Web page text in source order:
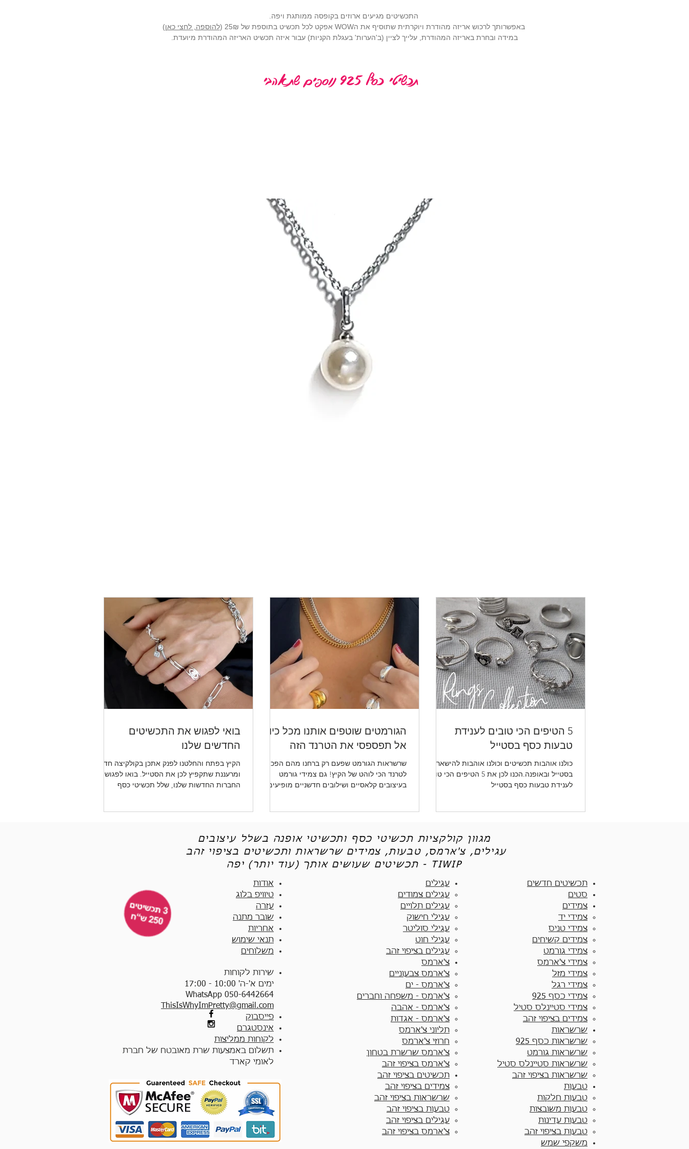
התכשיטים מגיעים ארוזים בקופסה ממותגת ויפה.
באפשרותך לרכוש אריזה מהודרת ויוקרתית שתוסיף את הWOW אפקט לכל תכשיט בתוספת של 25₪ (
להוספה, לחצי כאן)
במידה ובחרת באריזה המהודרת, עלייך לציין (ב'הערות' בעגלת הקניות) עבור איזה תכשיט האריזה המהודרת מיועדת.
תכשיטי כסף 925 נוספים שתאהבי
אודט
לני
5 הטיפים הכי טובים לענידת
טבעות כסף בסטייל
כולנו אוהבות תכשיטים וכולנו אוהבות להישאר
בסטייל ובאופנה.הכנו לכן את 5 הטיפים הכי טובים
לענידת טבעות כסף בסטייל
הגורמטים שוטפים אותנו מכל כיוון -
אל תפספסי את הטרנד הזה
שרשראות הגורמט שפעם רק ברחנו מהם הפכו
לטרנד הכי לוהט של הקיץ! גם צמידי גורמט
בעיצובים קלאסיים ושילובים חדשניים מופיעים
בואי לפגוש את התכשיטים
החדשים שלנו
הקיץ בפתח והחלטנו לפנק אתכן בקולקיצה חדשה
ומרעננת שתקפיץ לכן את הסטייל. בואו לפגוש את
החברות החדשות שלנו, שלל תכשיטי כסף
מגוון קולקציות תכשיטי כסף ותכשיטי אופנה בשלל עיצובים
עגילים, צ'ארמס, טבעות, צמידים שרשראות ותכשיטים בציפוי זהב
תכשיטים שעושים אותך (עוד יותר) יפה - TIWIP
אודות
טיוויפ בלוג
עזרה
שובר מתנה
אחריות
תנאי שימוש
משלוחים
שירות לקוחות
ימים א'-ה' 10:00 - 17:00
WhatsApp 050-6442664
ThisIsWhyImPretty@gmail.com
פייסבוק
אינסטגרם
לקוחות ממליצות
תשלום באמצעות שרת מאובטח של חברת
לאומי קארד
עגילים
עגילים צמודים​
עגילים תלויים
עגילי חישוק
עגילי סוליטר
עגילי חוט
עגילים בציפוי זהב
צ'ארמס
צ'ארמס צבעוניים​
צ'ארמס - ים
צ'ארמס - משפחה וחברים
צ'ארמס - אהבה
צ'ארמס - אגדות
תליוני צ'ארמס
חרוזי צ'ארמס
צ'ארמס שרשרת בטחון
צ'ארמס בציפוי זהב
תכשיטים בציפוי זהב
צמידים בציפוי זהב​
שרשראות בציפוי זהב
טבעות בציפוי זהב
עגילים בציפוי זהב
צ'ארמס בציפוי זהב
תכשיטים חדשים
סטים
צמידים
צמידי יד​
צמידי טניס
צמידים קשיחים
צמידי גורמט
צמידי צ'ארמס
צמידי מזל
צמידי רגל
צמידי כסף 925
צמידי סטיינלס סטיל
צמידים בציפוי זהב
שרשראות
שרשראות כסף 925​
שרשראות גורמט
שרשראות סטיינלס סטיל
שרשראות בציפוי זהב
טבעות
טבעות חלקות​
טבעות משובצות
טבעות עדינות
טבעות בציפוי זהב
משקפי שמש